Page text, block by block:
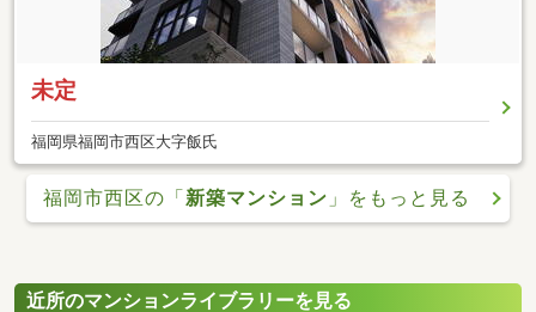
未定
福岡県福岡市西区大字飯氏
福岡市西区の「新築マンション 」をもっと見る
近所のマンションライブラリーを見る